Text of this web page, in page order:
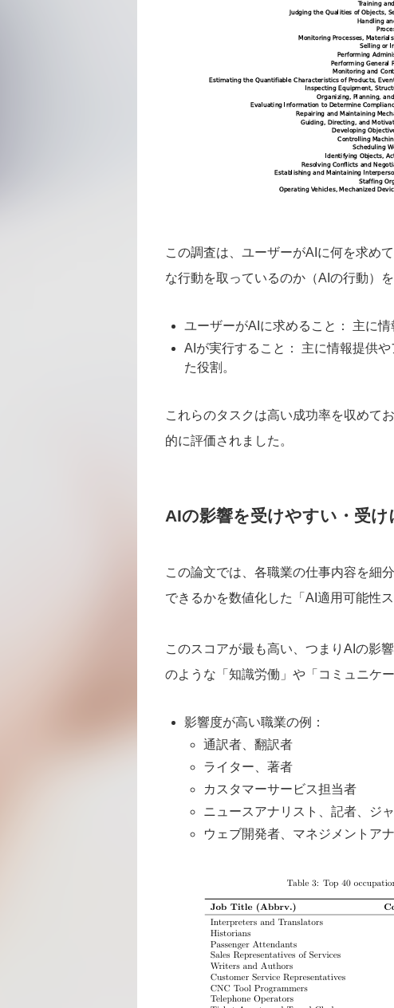
この調査は、ユーザーがAIに何を求め
な行動を取っているのか（AIの行動）
ユーザーがAIに求めること： 主に情
AIが実行すること： 主に情報提供
た役割。
これらのタスクは高い成功率を収めて
的に評価されました。
AIの影響を受けやすい・受
この論文では、各職業の仕事内容を細
できるかを数値化した「AI適用可能性
このスコアが最も高い、つまりAIの影
のような「知識労働」や「コミュニケ
影響度が高い職業の例：
通訳者、翻訳者
ライター、著者
カスタマーサービス担当者
ニュースアナリスト、記者、ジ
ウェブ開発者、マネジメントア